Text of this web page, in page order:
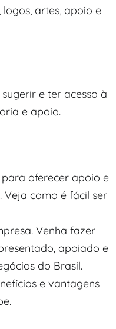
artes, apoio e
e ter acesso à
e apoio.
oferecer apoio e
Veja como é fácil ser
Venha fazer
apoiado e
do Brasil.
e vantagens